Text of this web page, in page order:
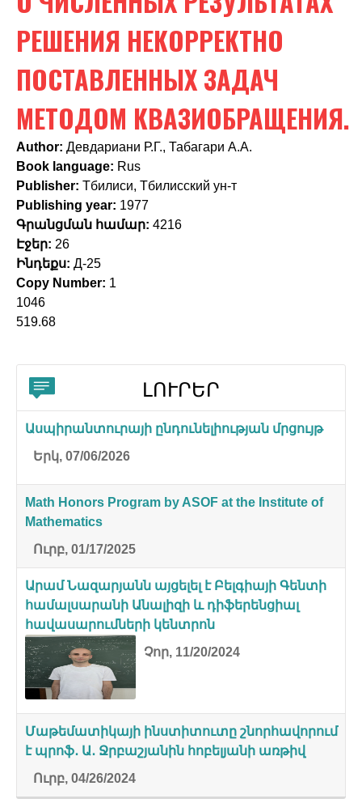
h
f
o
r
m
РЕШЕНИЯ НЕКОРРЕКТНО
ПОСТАВЛЕННЫХ ЗАДАЧ
МЕТОДОМ КВАЗИОБРАЩЕНИЯ.
Author: Девдариани Р.Г., Табагари А.А.
Book language: Rus
Publisher: Тбилиси, Тбилисский ун-т
Publishing year: 1977
Գրանցման համար: 4216
Էջեր: 26
Ինդեքս: Д-25
Copy Number: 1
1046
519.68
ԼՈՒՐԵՐ
Ասպիրանտուրայի ընդունելիության մրցույթ
Երկ, 07/06/2026
Math Honors Program by ASOF at the Institute of
Mathematics
Ուրբ, 01/17/2025
Արամ Նազարյանն այցելել է Բելգիայի Գենտի
համալսարանի Անալիզի և դիֆերենցիալ
հավասարումների կենտրոն
Չոր, 11/20/2024
Մաթեմատիկայի ինստիտուտը շնորհավորում
է պրոֆ․ Ա․ Ջրբաշյանին հոբելյանի առթիվ
Ուրբ, 04/26/2024